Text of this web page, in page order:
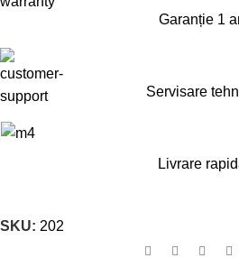
Garanție 1
Servisare
Livrare
SKU: 202